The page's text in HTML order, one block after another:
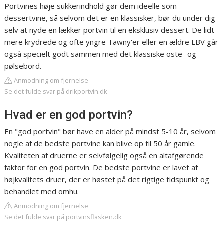
Portvines høje sukkerindhold gør dem ideelle som
dessertvine, så selvom det er en klassisker, bør du under dig
selv at nyde en lækker portvin til en eksklusiv dessert. De lidt
mere krydrede og ofte yngre Tawny'er eller en ældre LBV går
også specielt godt sammen med det klassiske oste- og
pølsebord.
Anmodning om fjernelse
Se det fulde svar på drikportvin.dk
Hvad er en god portvin?
En "god portvin" bør have en alder på mindst 5-10 år, selvom
nogle af de bedste portvine kan blive op til 50 år gamle.
Kvaliteten af druerne er selvfølgelig også en altafgørende
faktor for en god portvin. De bedste portvine er lavet af
højkvalitets druer, der er høstet på det rigtige tidspunkt og
behandlet med omhu.
Anmodning om fjernelse
Se det fulde svar på portvinsflasken.dk